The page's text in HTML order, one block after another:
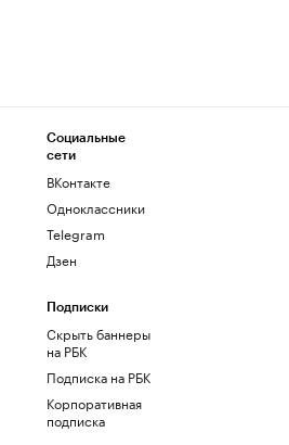
Социальные
сети
ВКонтакте
Одноклассники
Telegram
Дзен
Подписки
Скрыть баннеры
на РБК
Подписка на РБК
Корпоративная
подписка